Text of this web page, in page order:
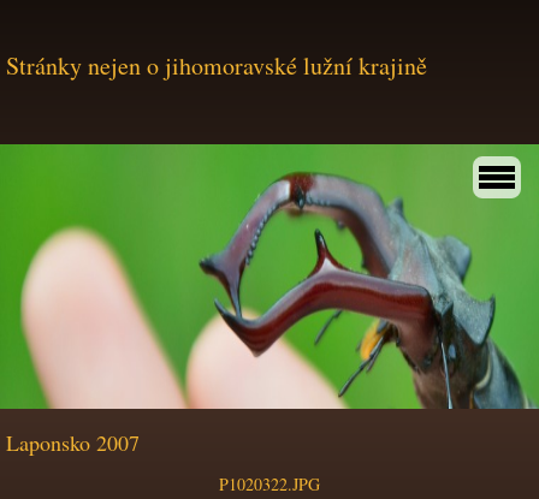
Stránky nejen o jihomoravské lužní krajině
Laponsko 2007
P1020322.JPG